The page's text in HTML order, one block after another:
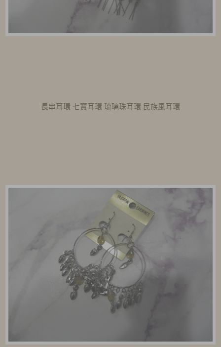
長串耳環 七寶耳環 琉璃珠耳環 民族風耳環